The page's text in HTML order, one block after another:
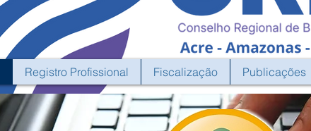
Registro Profissional Fiscalização Publicações